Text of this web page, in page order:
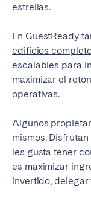
estrellas.
En GuestReady
edificios
escalables para
maximizar el
operativas.
Algunos
mismos.
les gusta tener
es maximizar
invertido,
English
Español
Português